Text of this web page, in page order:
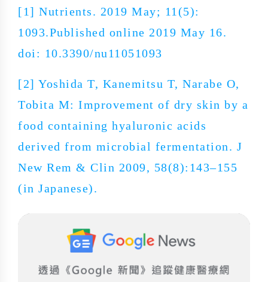
[1] Nutrients. 2019 May; 11(5):
1093.Published online 2019 May 16.
doi: 10.3390/nu11051093
[2] Yoshida T, Kanemitsu T, Narabe O,
Tobita M: Improvement of dry skin by a
food containing hyaluronic acids
derived from microbial fermentation. J
New Rem & Clin 2009, 58(8):143–155
(in Japanese).